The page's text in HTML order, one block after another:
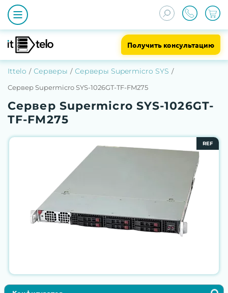
Получить консультацию
Ittelo Серверы Серверы Supermicro SYS
Сервер Supermicro SYS-1026GT-TF-FM275
Сервер Supermicro SYS-1026GT-
TF-FM275
REF